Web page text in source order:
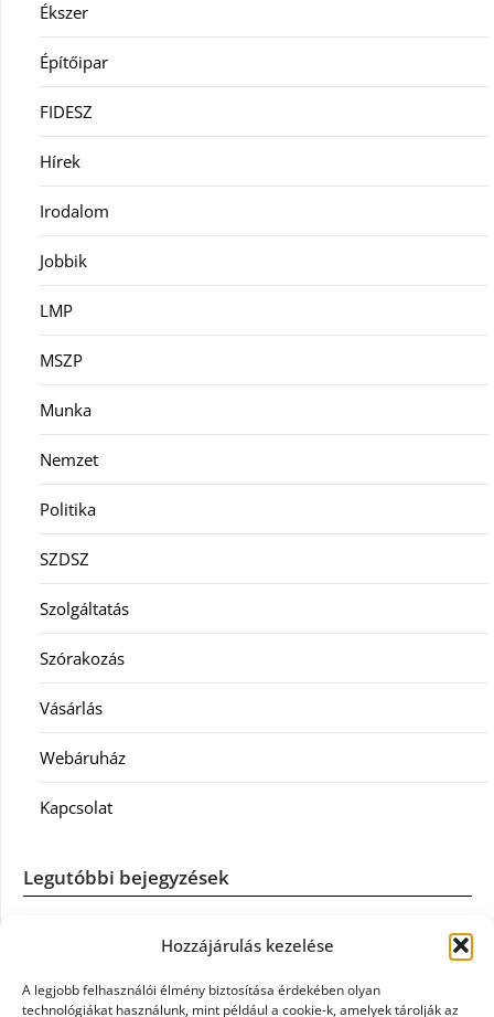
Hozzájárulás kezelése
A legjobb felhasználói élmény biztosítása érdekében olyan
technológiákat használunk, mint például a cookie-k, amelyek tárolják az
Ékszer
Építőipar
FIDESZ
Hírek
Irodalom
Jobbik
LMP
MSZP
Munka
Nemzet
Politika
SZDSZ
Szolgáltatás
Szórakozás
Vásárlás
Webáruház
Kapcsolat
Legutóbbi bejegyzések
Casco szélvédőcsere: mikor éri meg a biztosítást igénybe
Könyvelés: mikor érdemes könyvelőt váltani?